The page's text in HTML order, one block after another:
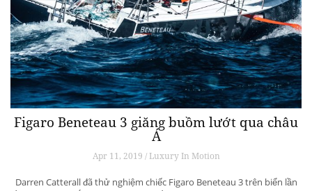
Figaro Beneteau 3 giăng buồm lướt qua châu
Á
Apr 11, 2019 / Luxury In Motion
Darren Catterall đã thử nghiệm chiếc Figaro Beneteau 3 trên biển lần